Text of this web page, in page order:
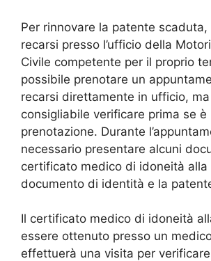
Per rinnovare la patente
recarsi presso l’ufficio della
Civile competente per il proprio
possibile prenotare un
recarsi direttamente in ufficio,
consigliabile verificare prima se è
prenotazione. Durante
necessario presentare alcuni
certificato medico di idoneità alla
documento di identità e la
Il certificato medico di idoneità
essere ottenuto presso un
effettuerà una visita per